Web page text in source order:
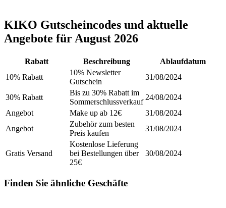
KIKO Gutscheincodes und aktuelle
Angebote für August 2026
Rabatt Beschreibung
Ablaufdatum
10% Rabatt
10% Newsletter
Gutschein
31/08/2024
30% Rabatt
Bis zu 30% Rabatt im
Sommerschlussverkauf
24/08/2024
Angebot
Make up ab 12€
31/08/2024
Angebot
Zubehör zum besten
Preis kaufen
31/08/2024
Gratis Versand
Kostenlose Lieferung
bei Bestellungen über
25€
30/08/2024
Finden Sie ähnliche Geschäfte